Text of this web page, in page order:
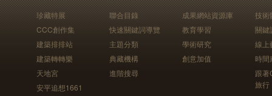
珍藏特展
CCC創作集
建築排排站
建築轉轉樂
天地宮
安平追想1661
聯合目錄
快速關鍵詞導覽
主題分類
典藏機構
進階搜尋
成果網站資源庫
教育學習
學術研究
創意加值
技術
關鍵
線上
時間
跟
旅行